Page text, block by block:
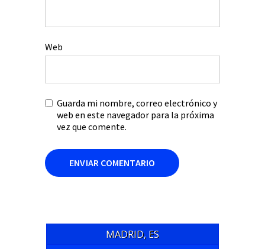
Web
Guarda mi nombre, correo electrónico y
web en este navegador para la próxima
vez que comente.
MADRID, ES